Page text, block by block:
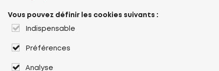
Vous pouvez définir les cookies suivants :
Indispensable
Préférences
Analyse